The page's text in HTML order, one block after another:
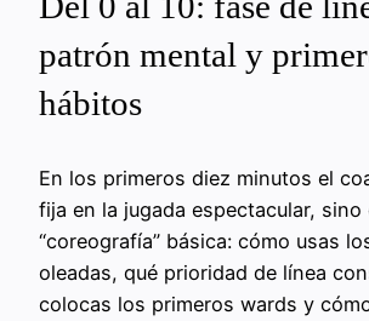
patrón mental y
hábitos
En los primeros diez minutos el
fija en la jugada espectacular, sino
“coreografía” básica: cómo usas
oleadas, qué prioridad de línea
colocas los primeros wards y